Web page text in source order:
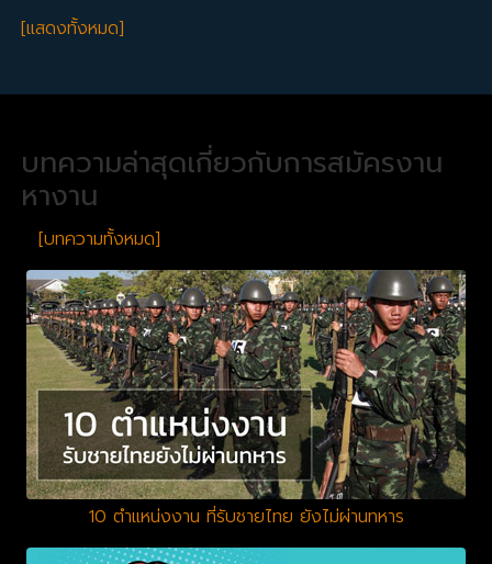
[แสดงทั้งหมด]
บทความล่าสุดเกี่ยวกับการสมัครงาน
หางาน
[บทความทั้งหมด]
10 ตำแหน่งงาน ที่รับชายไทย ยังไม่ผ่านทหาร